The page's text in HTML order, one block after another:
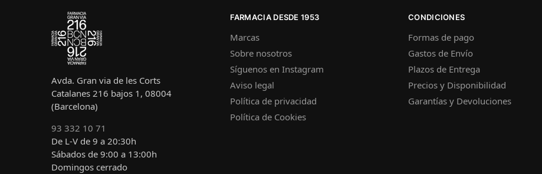
Avda. Gran via de les Corts
Catalanes 216 bajos 1, 08004
(Barcelona)
93 332 10 71
De L-V de 9 a 20:30h
Sábados de 9:00 a 13:00h
Domingos cerrado
FARMACIA DESDE 1953
Marcas
Sobre nosotros
Síguenos en Instagram
Aviso legal
Política de privacidad
Política de Cookies
CONDICIONES
Formas de pago
Gastos de Envío
Plazos de Entrega
Precios y Disponibilidad
Garantías y Devoluciones